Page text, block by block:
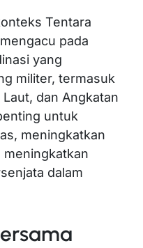
Tentara
pada
yang
militer, termasuk
dan Angkatan
untuk
meningkatkan
meningkatkan
dalam